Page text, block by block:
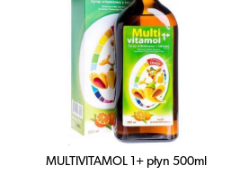
MULTIVITAMOL 1+ płyn 500ml